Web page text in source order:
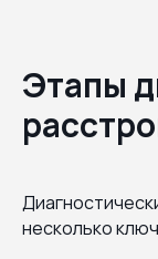
Этапы
несколько